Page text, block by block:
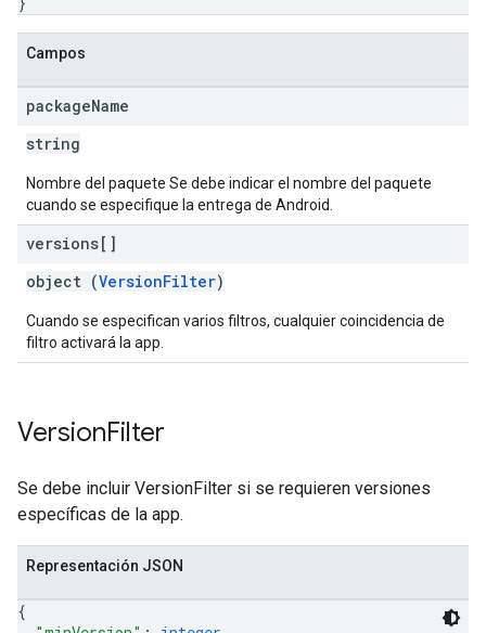
Campos
packageName
string
Nombre del paquete Se debe indicar el nombre del paquete
cuando se especifique la entrega de Android.
versions[]
object (VersionFilter)
Cuando se especifican varios filtros, cualquier coincidencia de
filtro activará la app.
VersionFilter
Se debe incluir VersionFilter si se requieren versiones
específicas de la app.
Representación JSON
{